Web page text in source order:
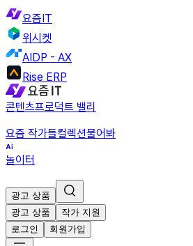
요즘IT
위시켓
AIDP - AX
Rise ERP
콘텐츠프로덕트 밸리
요즘 작가들컬렉션물어봐
놀이터
광고 상품
광고 상품
작가 지원
로그인
회원가입